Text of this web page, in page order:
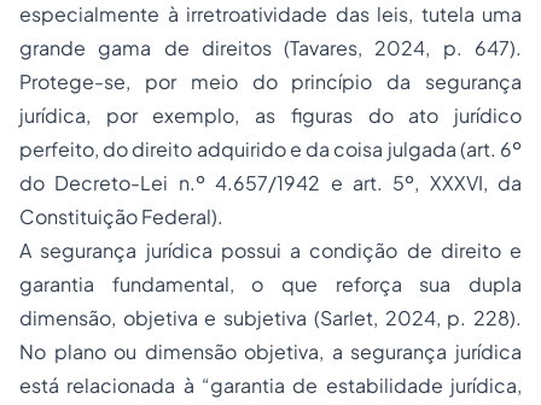
especialmente à irretroatividade das leis, tutela uma
grande gama de direitos (Tavares, 2024, p. 647).
Protege-se, por meio do princípio da segurança
jurídica, por exemplo, as figuras do ato jurídico
perfeito, do direito adquirido e da coisa julgada (art. 6º
do Decreto-Lei n.º 4.657/1942 e art. 5º, XXXVI, da
Constituição Federal).
A segurança jurídica possui a condição de direito e
garantia fundamental, o que reforça sua dupla
dimensão, objetiva e subjetiva (Sarlet, 2024, p. 228).
No plano ou dimensão objetiva, a segurança jurídica
está relacionada à “garantia de estabilidade jurídica,